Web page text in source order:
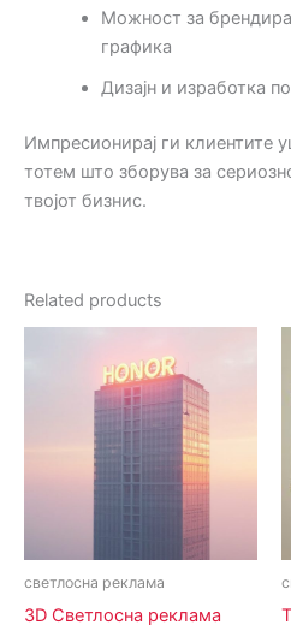
Можност за
графика
Дизајн и изработка
Импресионирај ги клиентите
тотем што зборува за
твојот бизнис.
Related products
светлосна реклама
3D Светлосна реклама